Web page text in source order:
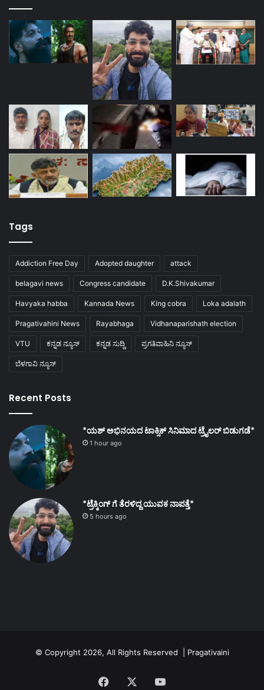
Tags
Addiction Free Day Adopted daughter attack
belagavi news Congress candidate D.K.Shivakumar
Havyaka habba Kannada News King cobra Loka adalath
Pragativahini News Rayabhaga Vidhanaparishath election
VTU ಕನ್ನಡ ನ್ಯೂಸ್ ಕನ್ನಡ ಸುದ್ದಿ ಪ್ರಗತಿವಾಹಿನಿ ನ್ಯೂಸ್
ಬೆಳಗಾವಿ ನ್ಯೂಸ್
Recent Posts
*ಯಶ್ ಅಭಿನಯದ ಟಾಕ್ಸಿಕ್ ಸಿನಿಮಾದ ಟ್ರೈಲರ್ ಬಿಡುಗಡೆ*
1 hour ago
*ಟ್ರೆಕ್ಕಿಂಗ್ ಗೆ ತೆರಳಿದ್ದ ಯುವಕ ನಾಪತ್ತೆ*
5 hours ago
© Copyright 2026, All Rights Reserved | Pragativaini
Facebook